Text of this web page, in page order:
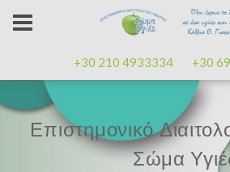
+30 210 4933334 +30
Επαγγελματισμός,
διάθεση
Επιστημονικό
Σώμα
Μαζί μας
Κλείστε
Επαγγελματισμός,
διάθεση
Επιστημονικό
Σώμα